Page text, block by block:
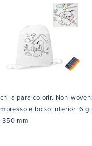
para colorir. Non-
e bolso interior. 6
350 mm